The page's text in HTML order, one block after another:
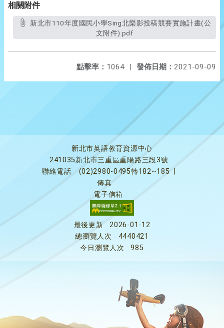
相關附件
文附件).pdf
發佈日期： 2021-09-09
點擊率： 1064 |
新北市英語教育資源中心
241035新北市三重區重陽路三段3號
聯絡電話
(02)2980-0495轉182~185
傳真
電子信箱
最後更新
2026-01-12
總瀏覽人次
4440421
今日瀏覽人次
985